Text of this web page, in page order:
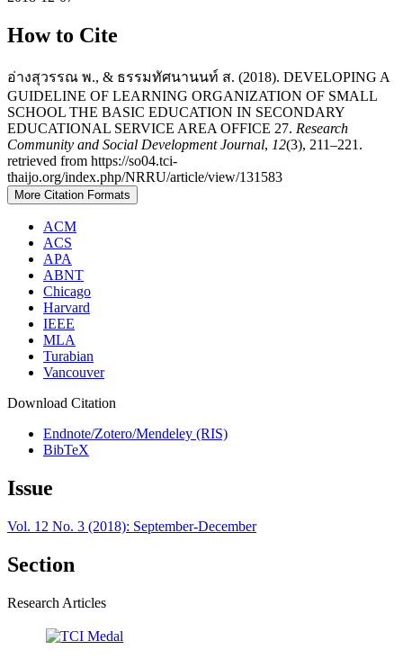
How to Cite
อ่างสุวรรณ พ., & ธรรมทัศนานนท์ ส. (2018). DEVELOPING A
GUIDELINE OF LEARNING ORGANIZATION OF SMALL
SCHOOL THE BASIC EDUCATION IN SECONDARY
EDUCATIONAL SERVICE AREA OFFICE 27. Research
Community and Social Development Journal, 12(3), 211–221.
retrieved from https://so04.tci-
thaijo.org/index.php/NRRU/article/view/131583
More Citation Formats
ACM
ACS
APA
ABNT
Chicago
Harvard
IEEE
MLA
Turabian
Vancouver
Download Citation
Endnote/Zotero/Mendeley (RIS)
BibTeX
Issue
Vol. 12 No. 3 (2018): September-December
Section
Research Articles